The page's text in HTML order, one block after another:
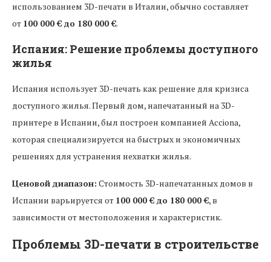
использованием 3D-печати в Италии, обычно составляет
от 100 000 € до 180 000 €.
Испания: Решение проблемы доступного
жилья
Испания использует 3D-печать как решение для кризиса
доступного жилья. Первый дом, напечатанный на 3D-
принтере в Испании, был построен компанией Acciona,
которая специализируется на быстрых и экономичных
решениях для устранения нехватки жилья.
Ценовой диапазон: Стоимость 3D-напечатанных домов в
Испании варьируется от 100 000 € до 180 000 €, в
зависимости от местоположения и характеристик.
Проблемы 3D-печати в строительстве